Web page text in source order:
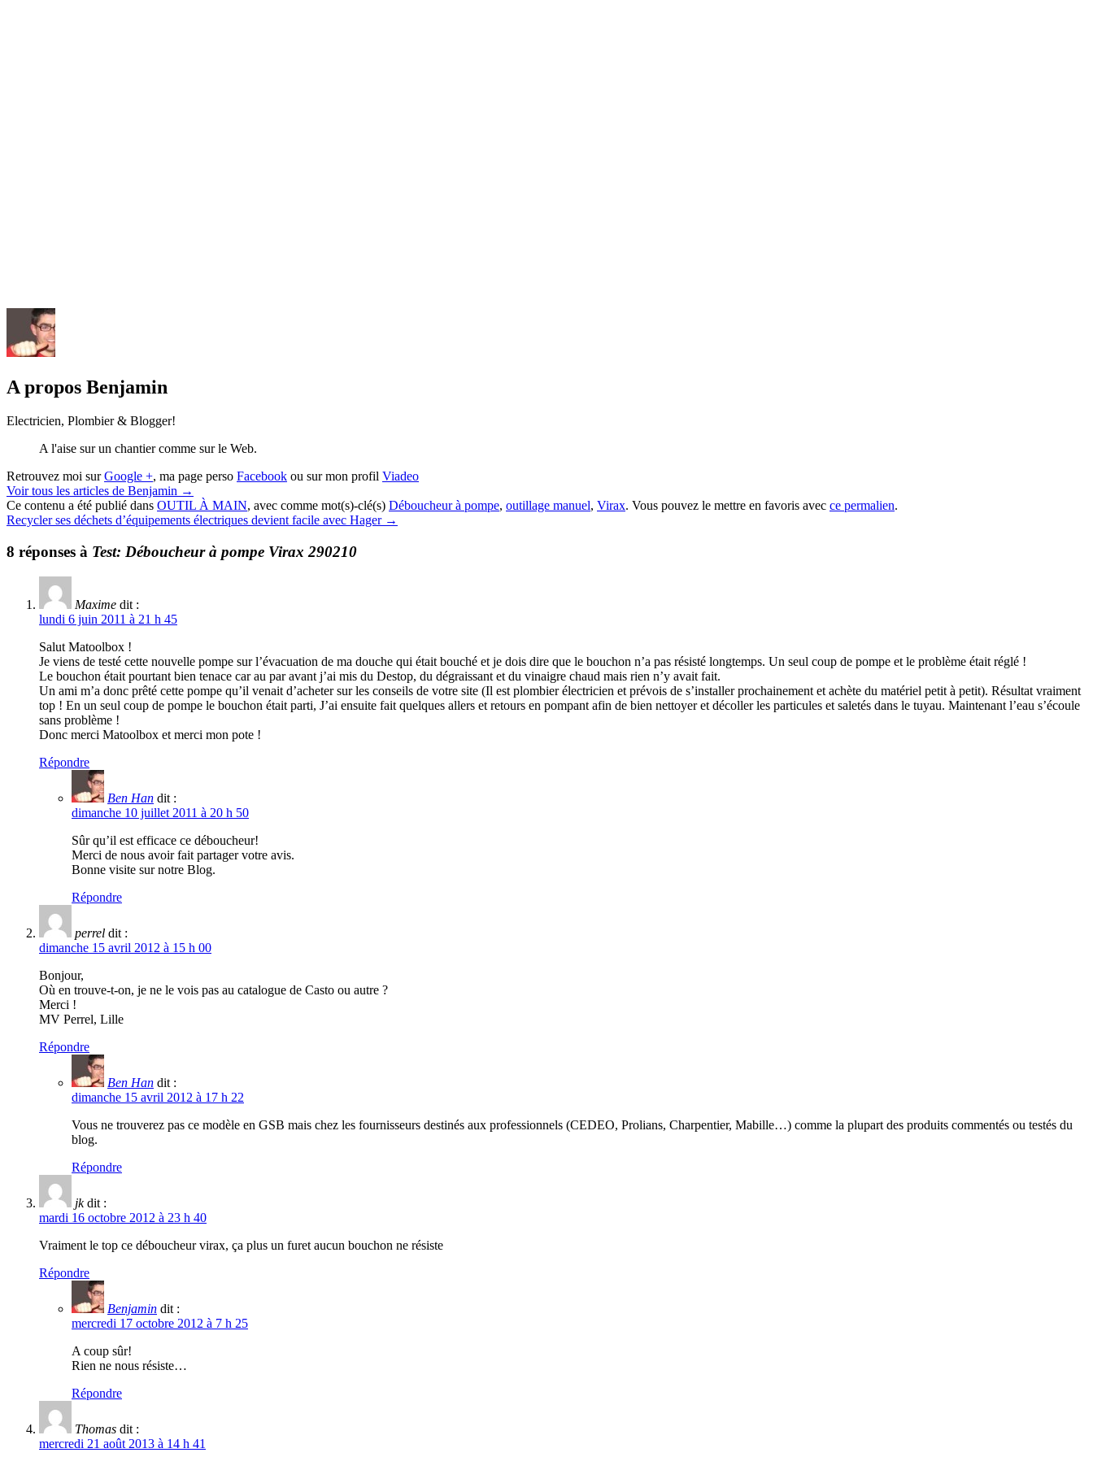
A propos Benjamin
Electricien, Plombier & Blogger!
A l'aise sur un chantier comme sur le Web.
Retrouvez moi surGoogle +, ma page perso Facebook ou sur mon profil Viadeo
Voir tous les articles de Benjamin →
Ce contenu a été publié dans OUTIL À MAIN, avec comme mot(s)-clé(s) Déboucheur à pompe, outillage manuel, Virax. Vous pouvez le mettre en favoris avec ce permalien.
Recycler ses déchets d’équipements électriques devient facile avec Hager →
8 réponses à Test: Déboucheur à pompe Virax 290210
Maxime dit :
lundi 6 juin 2011 à 21 h 45
Salut Matoolbox !
Je viens de testé cette nouvelle pompe sur l’évacuation de ma douche qui était bouché et je dois dire que le bouchon n’a pas résisté longtemps. Un seul coup de pompe et le problème était réglé !
Le bouchon était pourtant bien tenace car au par avant j’ai mis du Destop, du dégraissant et du vinaigre chaud mais rien n’y avait fait.
Un ami m’a donc prêté cette pompe qu’il venait d’acheter sur les conseils de votre site (Il est plombier électricien et prévois de s’installer prochainement et achète du matériel petit à petit). Résultat vraiment
top ! En un seul coup de pompe le bouchon était parti, J’ai ensuite fait quelques allers et retours en pompant afin de bien nettoyer et décoller les particules et saletés dans le tuyau. Maintenant l’eau s’écoule
sans problème !
Donc merci Matoolbox et merci mon pote !
Répondre
Ben Han dit :
dimanche 10 juillet 2011 à 20 h 50
Sûr qu’il est efficace ce déboucheur!
Merci de nous avoir fait partager votre avis.
Bonne visite sur notre Blog.
Répondre
perrel dit :
dimanche 15 avril 2012 à 15 h 00
Bonjour,
Où en trouve-t-on, je ne le vois pas au catalogue de Casto ou autre ?
Merci !
MV Perrel, Lille
Répondre
Ben Han dit :
dimanche 15 avril 2012 à 17 h 22
Vous ne trouverez pas ce modèle en GSB mais chez les fournisseurs destinés aux professionnels (CEDEO, Prolians, Charpentier, Mabille…) comme la plupart des produits commentés ou testés du
blog.
Répondre
jk dit :
mardi 16 octobre 2012 à 23 h 40
Vraiment le top ce déboucheur virax, ça plus un furet aucun bouchon ne résiste
Répondre
Benjamin dit :
mercredi 17 octobre 2012 à 7 h 25
A coup sûr!
Rien ne nous résiste…
Répondre
Thomas dit :
mercredi 21 août 2013 à 14 h 41